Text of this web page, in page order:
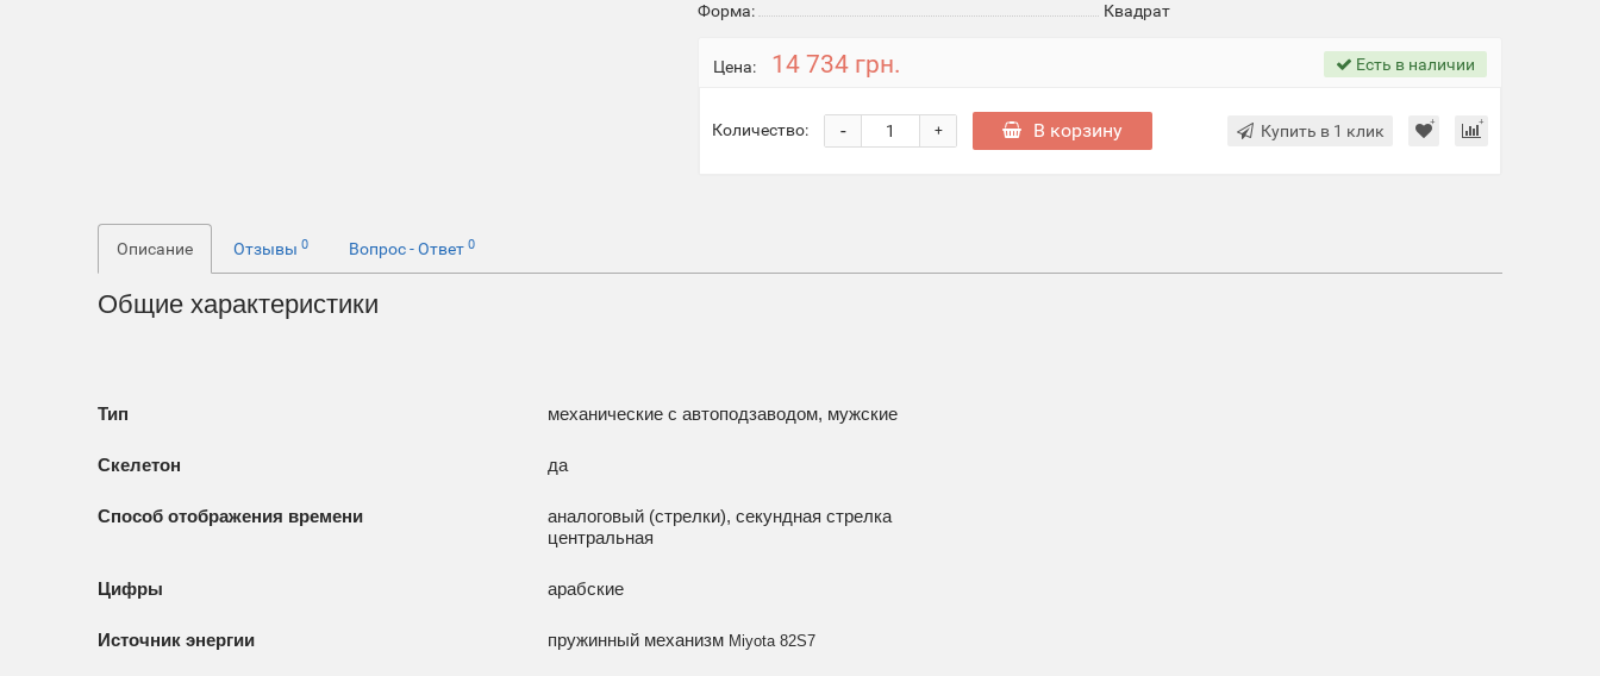
Форма:
Квадрат
Цена: 14 734 грн. Есть в наличии
Количество: +
- В корзину Купить в 1 клик
Описание Отзывы0 Вопрос - Ответ0
Общие характеристики
Тип механические с автоподзаводом, мужские
Скелетон да
Способ отображения времени
аналоговый (стрелки), секундная стрелка
центральная
Цифры арабские
Источник энергии пружинный механизм Miyota 82S7